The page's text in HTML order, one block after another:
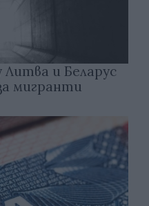
и Беларус
мигранти